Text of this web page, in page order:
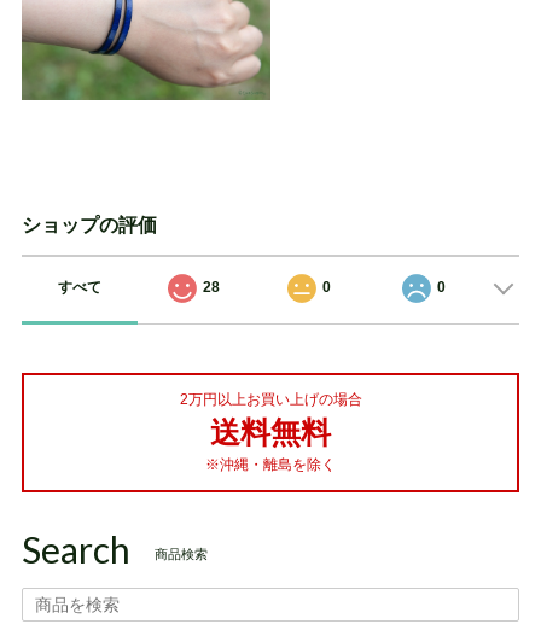
ショップの評価
すべて 28 0 0
2万円以上お買い上げの場合
送料無料
※沖縄・離島を除く
Search 商品検索